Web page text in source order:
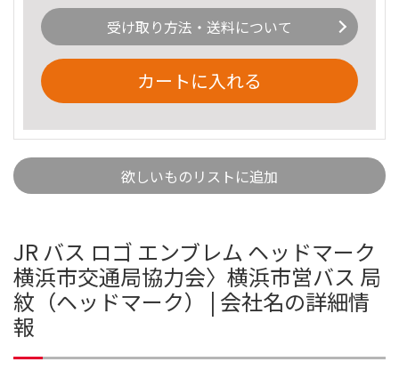
受け取り方法・送料について
カートに入れる
欲しいものリストに追加
JR バス ロゴ エンブレム ヘッドマーク
横浜市交通局協力会〉横浜市営バス 局
紋（ヘッドマーク） | 会社名の詳細情
報